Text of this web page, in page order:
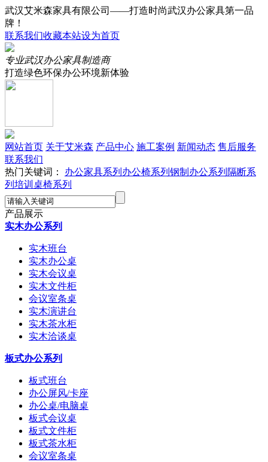
武汉艾米森家具有限公司——打造时尚武汉办公家具第一品
牌！
联系我们收藏本站设为首页
专业武汉办公家具制造商
打造绿色环保办公环境新体验
网站首页 关于艾米森 产品中心 施工案例 新闻动态 售后服务
联系我们
热门关键词： 办公家具系列 办公椅系列 钢制办公系列 隔断系
列 培训桌椅系列
产品展示
实木办公系列
实木班台
实木办公桌
实木会议桌
实木文件柜
会议室条桌
实木演讲台
实木茶水柜
实木洽谈桌
板式办公系列
板式班台
办公屏风/卡座
办公桌/电脑桌
板式会议桌
板式文件柜
板式茶水柜
会议室条桌